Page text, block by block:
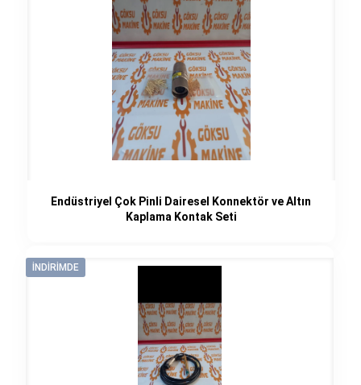
Endüstriyel Çok Pinli Dairesel Konnektör ve Altın
Kaplama Kontak Seti
İNDIRIMDE